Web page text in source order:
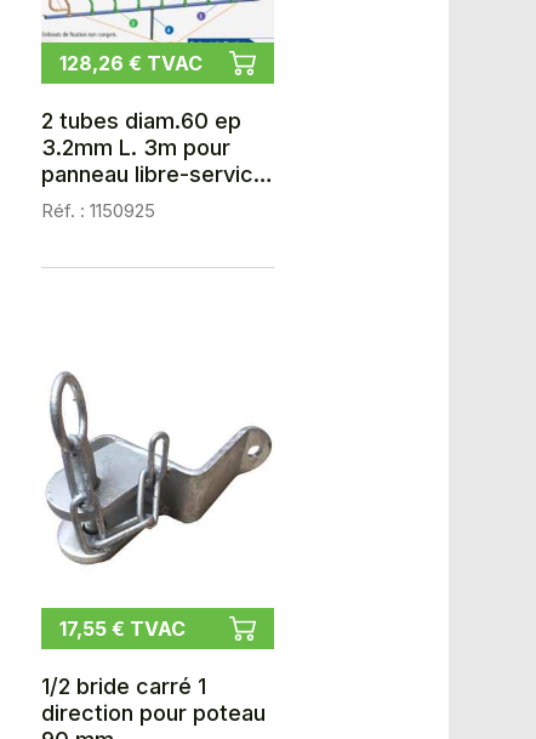
128,26 € TVAC
2 tubes diam.60 ep
3.2mm L. 3m pour
panneau libre-service
oblique en kit
Réf. : 1150925
17,55 € TVAC
1/2 bride carré 1
direction pour poteau